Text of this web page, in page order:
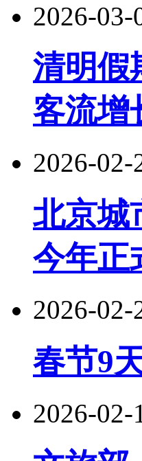
2026-03-
清明假
客流增
2026-02-
北京城
今年正
2026-02-
春节9
2026-02-